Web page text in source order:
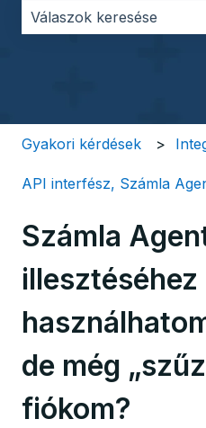
Gyakori kérdések
API interfész, Számla
Számla
illesztéséhez
de még
fiókom?